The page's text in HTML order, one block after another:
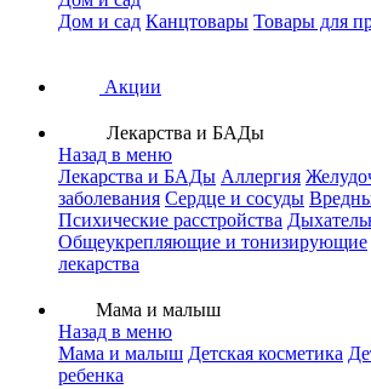
Дом и сад Канцтовары Товары для
Акции
Лекарства и БАДы
Назад в меню
Лекарства и БАДы Аллергия
заболевания Сердце и сосуды
Психические расстройства
Общеукрепляющие и тонизирующие
лекарства
Мама и малыш
Назад в меню
Мама и малыш Детская косметика
ребенка